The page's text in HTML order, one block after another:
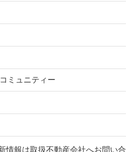
ミュニティー
情報は取扱不動産会社へお問い合